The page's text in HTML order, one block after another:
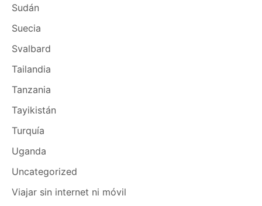
Sudán
Suecia
Svalbard
Tailandia
Tanzania
Tayikistán
Turquía
Uganda
Uncategorized
Viajar sin internet ni móvil